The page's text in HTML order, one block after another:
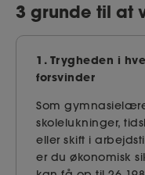
3 grunde til at
1. Trygheden i
forsvinder
Som
skolelukninger,
eller skift i
er du økonomisk